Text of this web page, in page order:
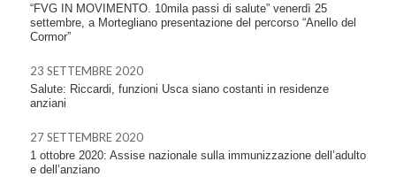
“FVG IN MOVIMENTO. 10mila passi di salute” venerdì 25
settembre, a Mortegliano presentazione del percorso “Anello del
Cormor”
23 SETTEMBRE 2020
Salute: Riccardi, funzioni Usca siano costanti in residenze
anziani
27 SETTEMBRE 2020
1 ottobre 2020: Assise nazionale sulla immunizzazione dell’adulto
e dell’anziano